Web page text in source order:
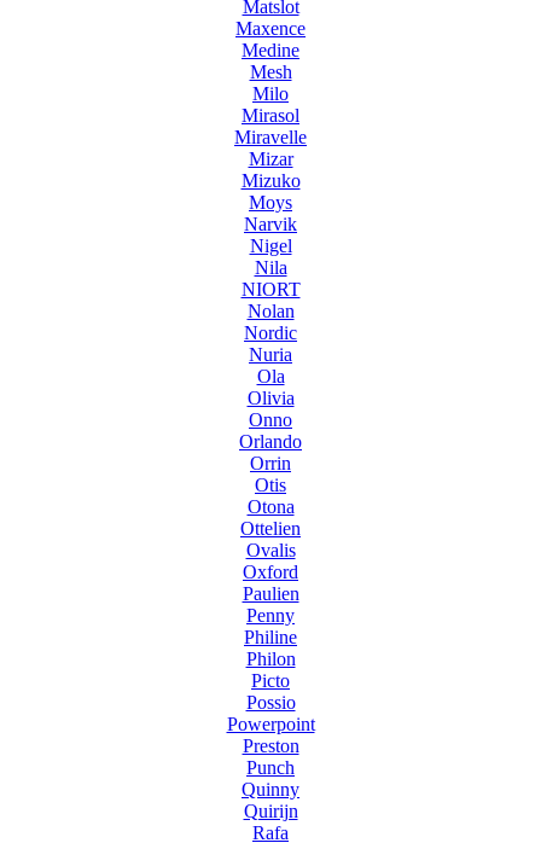
Matslot
Maxence
Medine
Mesh
Milo
Mirasol
Miravelle
Mizar
Mizuko
Moys
Narvik
Nigel
Nila
NIORT
Nolan
Nordic
Nuria
Ola
Olivia
Onno
Orlando
Orrin
Otis
Otona
Ottelien
Ovalis
Oxford
Paulien
Penny
Philine
Philon
Picto
Possio
Powerpoint
Preston
Punch
Quinny
Quirijn
Rafa